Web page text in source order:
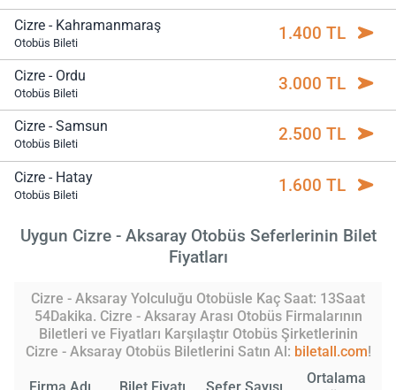
Cizre - Kahramanmaraş
Otobüs Bileti 1.400 TL
Cizre - Ordu
Otobüs Bileti 3.000 TL
Cizre - Samsun
Otobüs Bileti 2.500 TL
Cizre - Hatay
Otobüs Bileti 1.600 TL
Uygun Cizre - Aksaray Otobüs Seferlerinin Bilet
Fiyatları
Cizre - Aksaray Yolculuğu Otobüsle Kaç Saat: 13Saat
54Dakika. Cizre - Aksaray Arası Otobüs Firmalarının
Biletleri ve Fiyatları Karşılaştır Otobüs Şirketlerinin
Cizre - Aksaray Otobüs Biletlerini Satın Al: biletall.com!
Ortalama